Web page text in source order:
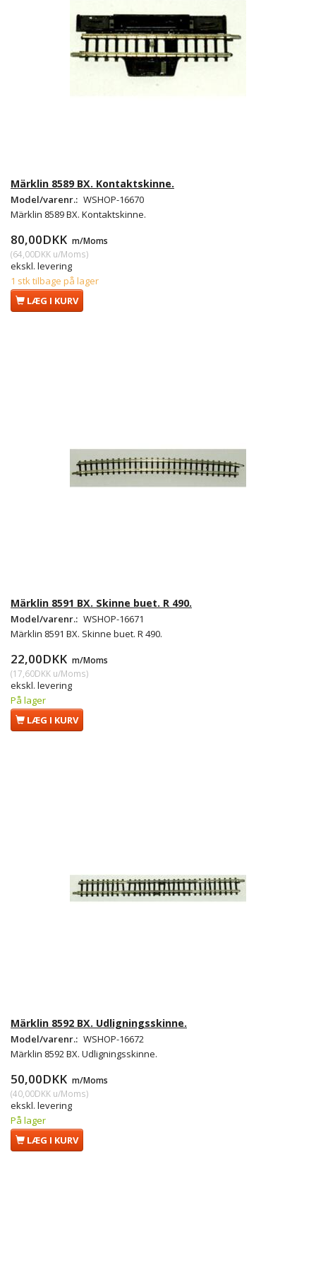
Märklin 8589 BX. Kontaktskinne.
Model/varenr.: WSHOP-16670
Märklin 8589 BX. Kontaktskinne.
80,00DKK m/Moms
(64,00DKK u/Moms)
ekskl. levering
1 stk tilbage på lager
LÆG I KURV
Märklin 8591 BX. Skinne buet. R 490.
Model/varenr.: WSHOP-16671
Märklin 8591 BX. Skinne buet. R 490.
22,00DKK m/Moms
(17,60DKK u/Moms)
ekskl. levering
På lager
LÆG I KURV
Märklin 8592 BX. Udligningsskinne.
Model/varenr.: WSHOP-16672
Märklin 8592 BX. Udligningsskinne.
50,00DKK m/Moms
(40,00DKK u/Moms)
ekskl. levering
På lager
LÆG I KURV